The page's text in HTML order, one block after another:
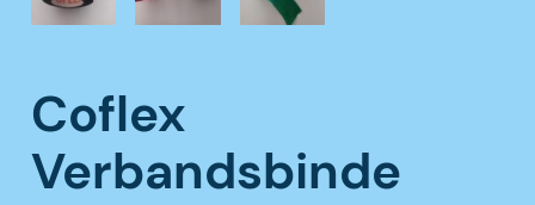
Coflex
Verbandsbinde